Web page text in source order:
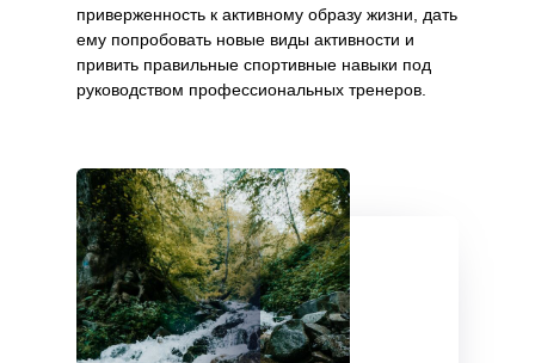
приверженность к активному образу жизни, дать
ему попробовать новые виды активности и
привить правильные спортивные навыки под
руководством профессиональных тренеров.